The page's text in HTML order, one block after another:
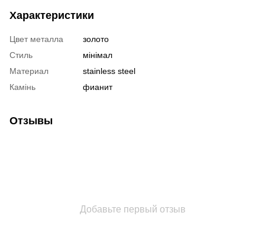
Характеристики
Цвет металла
золото
Стиль
мінімал
Материал
stainless steel
Камінь
фианит
Отзывы
Добавьте первый отзыв